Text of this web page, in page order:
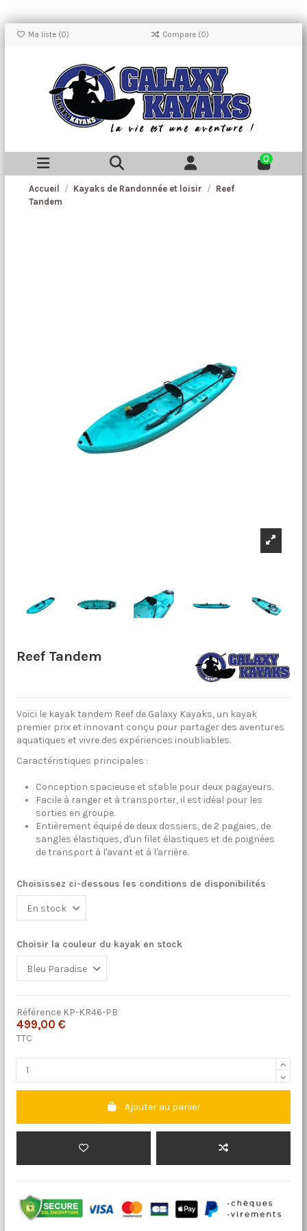
Ma liste (0) Compare (0)
0
Accueil Kayaks de Randonnée et loisir
Reef
Tandem
Reef Tandem
Voici le kayak tandem Reef de Galaxy Kayaks, un kayak
premier prix et innovant conçu pour partager des aventures
aquatiques et vivre des expériences inoubliables.
Caractéristiques principales :
Conception spacieuse et stable pour deux pagayeurs.
Facile à ranger et à transporter, il est idéal pour les
sorties en groupe.
Entièrement équipé de deux dossiers, de 2 pagaies, de
sangles élastiques, d'un filet élastiques et de poignées
de transport à l'avant et à l'arrière.
Choisissez ci-dessous les conditions de disponibilités
Choisir la couleur du kayak en stock
Référence KP-KR46-PB
499,00 €
TTC
Ajouter au panier